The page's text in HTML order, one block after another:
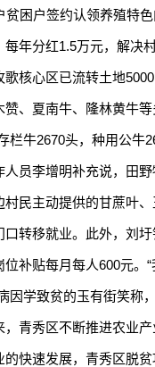
贫困户签约认领养殖特
年分红1.5万元，解决
心区已流转土地5000
、夏南牛、隆林黄牛
栏牛2670头，种用公
李增明补充说，田野
民主动提供的甘蔗叶
口转移就业。此外，刘
补贴每月每人600元
因学致贫的玉有街笑称
秀区不断推进农业产
快速发展，青秀区脱